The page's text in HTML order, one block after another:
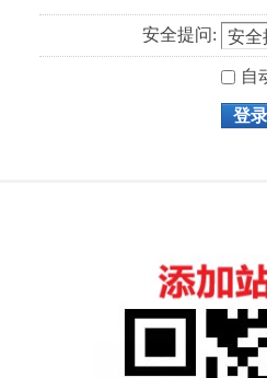
安全提问:
自
登录